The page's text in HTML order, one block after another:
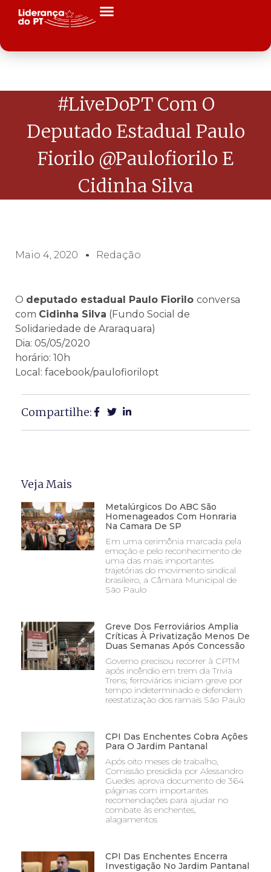
#LiveDoPT Com O
Deputado Estadual Paulo
Fiorilo @paulofiorilo E
Cidinha Silva
Maio 4, 2020 Redação
O deputado estadual Paulo Fiorilo conversa
com Cidinha Silva (Fundo Social de
Solidariedade de Araraquara)
Dia: 05/05/2020
horário: 10h
Local: facebook/paulofiorilopt
Compartilhe:
Veja Mais
Metalúrgicos Do ABC São
Homenageados Com Honraria
Na Camara De SP
Em uma cerimônia marcada pela
emoção e pelo reconhecimento de
uma das mais importantes
trajetórias do movimento sindical
brasileiro, a Câmara Municipal de
São Paulo
Greve Dos Ferroviários Amplia
Críticas À Privatização Menos De
Duas Semanas Após Concessão
Governo precisou recorrer à CPTM
após incêndio em trem da Trivia
Trens; ferroviários iniciam greve por
tempo indeterminado e defendem
reestatização dos ramais São Paulo
CPI Das Enchentes Cobra Ações
Para O Jardim Pantanal
Após oito meses de trabalho,
Comissão presidida por Alessandro
Guedes aprova documento de 364
páginas com importantes
recomendações para ajudar no
combate às enchentes,
alagamentos
CPI Das Enchentes Encerra
Investigação No Jardim Pantanal